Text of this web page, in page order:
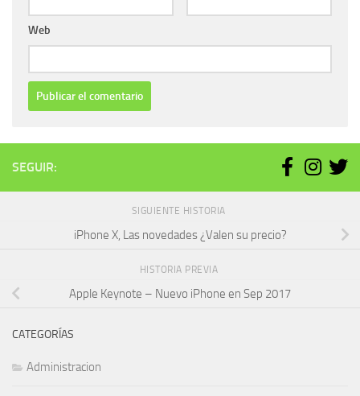
Web
SEGUIR:
SIGUIENTE HISTORIA
iPhone X, Las novedades ¿Valen su precio?
HISTORIA PREVIA
Apple Keynote – Nuevo iPhone en Sep 2017
CATEGORÍAS
Administracion